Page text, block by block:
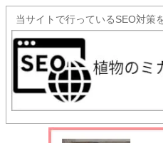
当サイトで行っているSEO対策